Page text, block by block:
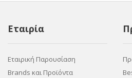
Εταιρία
Εταιρική Παρουσίαση
Brands και Προϊόντα